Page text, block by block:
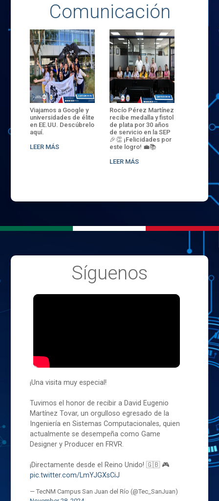
Comunicación
Viajamos a Google y
universidades de élite
en EE.UU. Descúbrelo
aquí.
LEER MÁS
Rocío Pérez Martínez
recibe medalla y fistol
de plata por 30 años
de servicio en la SEP
🎉👏 ¡Felicidades por
este logro! 💼📚
LEER MÁS
ENECB-
del
batalla.
32
sede
Síguenos
¡Una visita muy especial!
Tuvimos el honor de recibir a David Eugenio
Martínez Tovar, un orgulloso egresado de la
Ingeniería en Sistemas Computacionales, quien
actualmente se desempeña como Game
Designer y Producer en FRVR.
¡Directamente desde el Reino Unido! 🇬🇧 🎮
pic.twitter.com/LmYJGXsCiJ
— TecNM Campus San Juan del Río (@Tec_SanJuan)